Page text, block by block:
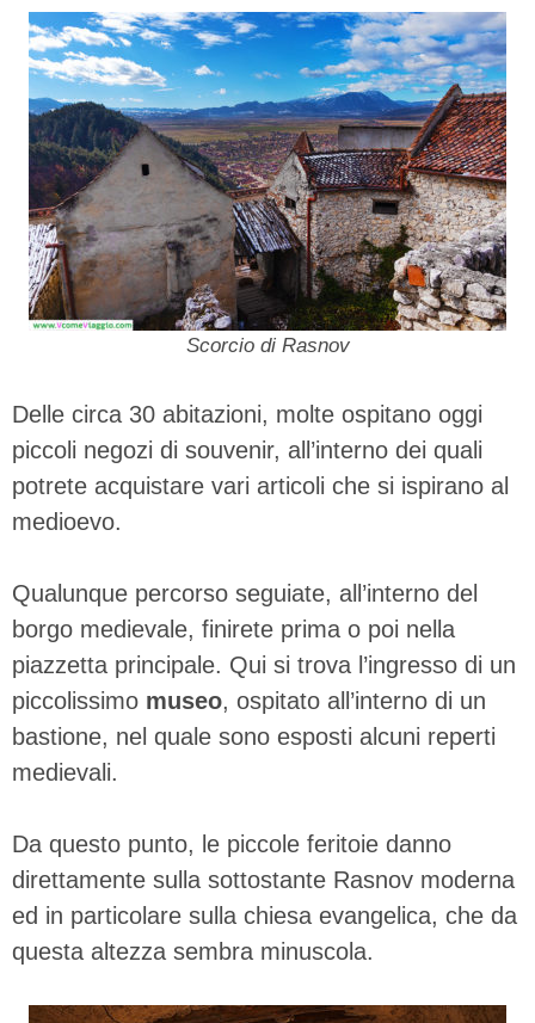
Scorcio di Rasnov
Delle circa 30 abitazioni, molte ospitano oggi
piccoli negozi di souvenir, all’interno dei quali
potrete acquistare vari articoli che si ispirano al
medioevo.
Qualunque percorso seguiate, all’interno del
borgo medievale, finirete prima o poi nella
piazzetta principale. Qui si trova l’ingresso di un
piccolissimo museo, ospitato all’interno di un
bastione, nel quale sono esposti alcuni reperti
medievali.
Da questo punto, le piccole feritoie danno
direttamente sulla sottostante Rasnov moderna
ed in particolare sulla chiesa evangelica, che da
questa altezza sembra minuscola.